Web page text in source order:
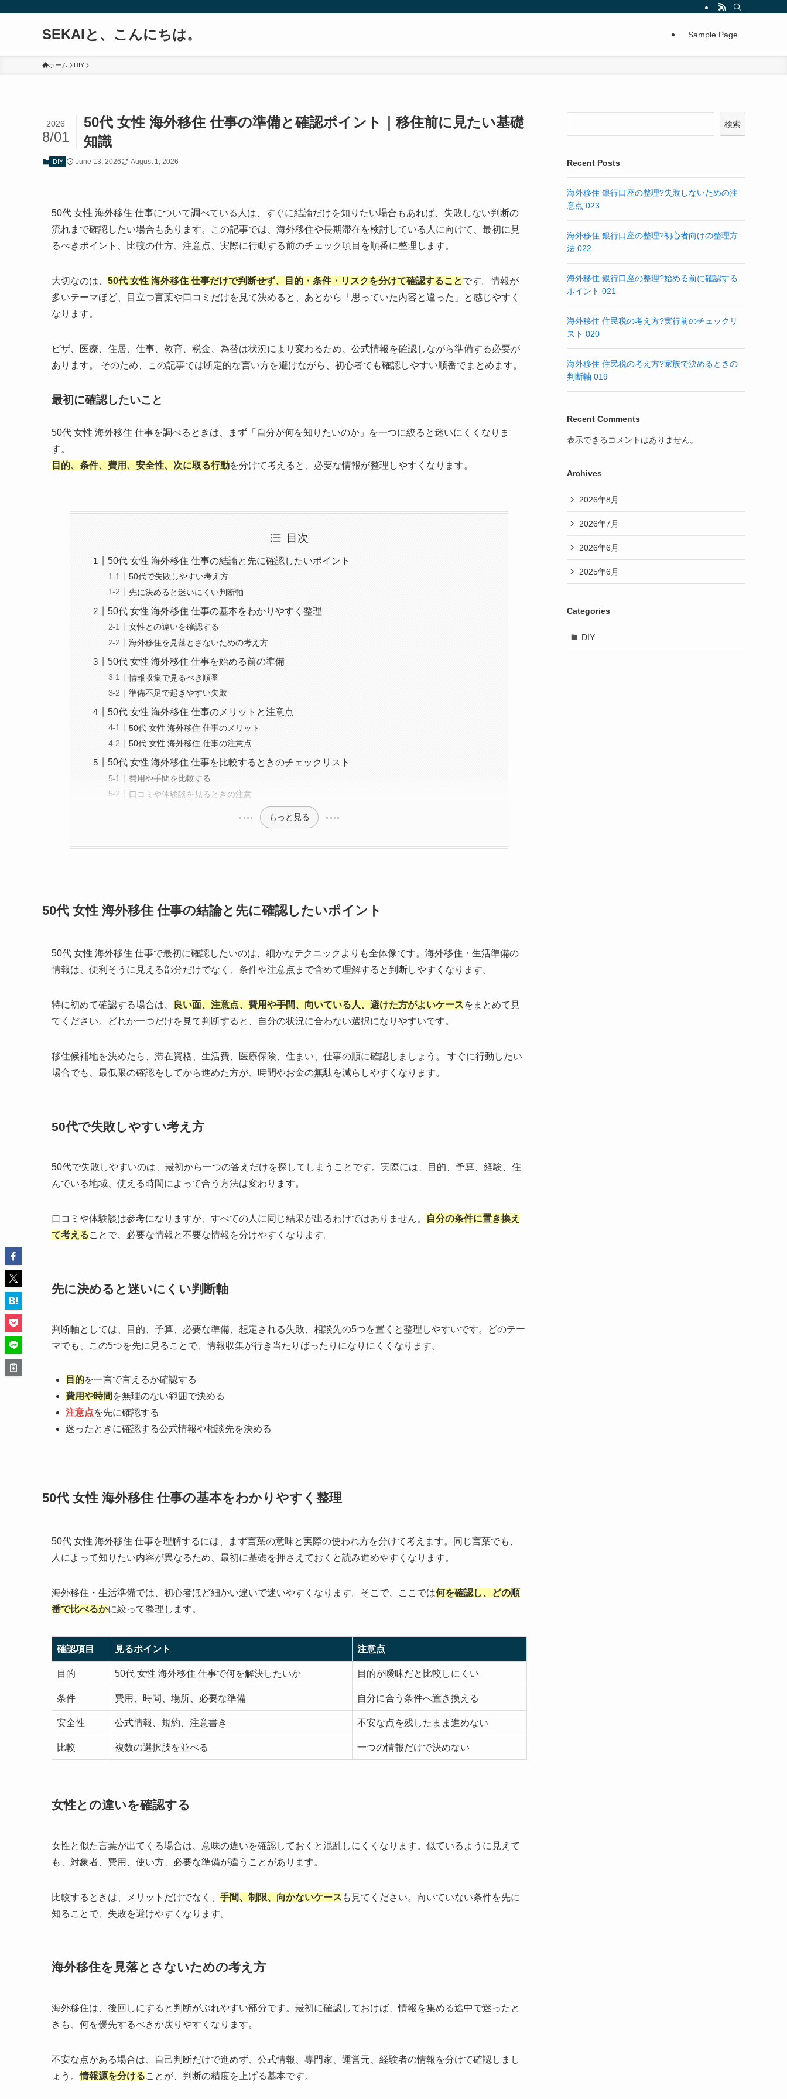
SEKAIと、こんにちは。 Sample Page
ホーム DIY
50代 女性 海外移住 仕事の準備と確認ポイント｜移住前に見たい基礎
知識
2026
8/01
DIY June 13, 2026 August 1, 2026
50代 女性 海外移住 仕事について調べている人は、すぐに結論だけを知りたい場合もあれば、失敗しない判断の
流れまで確認したい場合もあります。この記事では、海外移住や長期滞在を検討している人に向けて、最初に見
るべきポイント、比較の仕方、注意点、実際に行動する前のチェック項目を順番に整理します。
大切なのは、 50代 女性 海外移住 仕事だけで判断せず、目的・条件・リスクを分けて確認することです。情報が
多いテーマほど、目立つ言葉や口コミだけを見て決めると、あとから「思っていた内容と違った」と感じやすく
なります。
ビザ、医療、住居、仕事、教育、税金、為替は状況により変わるため、公式情報を確認しながら準備する必要が
あります。 そのため、この記事では断定的な言い方を避けながら、初心者でも確認しやすい順番でまとめます。
最初に確認したいこと
50代 女性 海外移住 仕事を調べるときは、まず「自分が何を知りたいのか」を一つに絞ると迷いにくくなりま
す。
目的、条件、費用、安全性、次に取る行動を分けて考えると、必要な情報が整理しやすくなります。
目次
50代 女性 海外移住 仕事の結論と先に確認したいポイント
50代で失敗しやすい考え方
先に決めると迷いにくい判断軸
50代 女性 海外移住 仕事の基本をわかりやすく整理
女性との違いを確認する
海外移住を見落とさないための考え方
50代 女性 海外移住 仕事を始める前の準備
情報収集で見るべき順番
準備不足で起きやすい失敗
50代 女性 海外移住 仕事のメリットと注意点
50代 女性 海外移住 仕事のメリット
50代 女性 海外移住 仕事の注意点
50代 女性 海外移住 仕事を比較するときのチェックリスト
費用や手間を比較する
口コミや体験談を見るときの注意
もっと見る
50代 女性 海外移住 仕事の結論と先に確認したいポイント
50代 女性 海外移住 仕事で最初に確認したいのは、細かなテクニックよりも全体像です。海外移住・生活準備の
情報は、便利そうに見える部分だけでなく、条件や注意点まで含めて理解すると判断しやすくなります。
特に初めて確認する場合は、 良い面、注意点、費用や手間、向いている人、避けた方がよいケースをまとめて見
てください。どれか一つだけを見て判断すると、自分の状況に合わない選択になりやすいです。
移住候補地を決めたら、滞在資格、生活費、医療保険、住まい、仕事の順に確認しましょう。 すぐに行動したい
場合でも、最低限の確認をしてから進めた方が、時間やお金の無駄を減らしやすくなります。
50代で失敗しやすい考え方
50代で失敗しやすいのは、最初から一つの答えだけを探してしまうことです。実際には、目的、予算、経験、住
んでいる地域、使える時間によって合う方法は変わります。
口コミや体験談は参考になりますが、すべての人に同じ結果が出るわけではありません。
自分の条件に置き換え
て考えることで、必要な情報と不要な情報を分けやすくなります。
先に決めると迷いにくい判断軸
判断軸としては、目的、予算、必要な準備、想定される失敗、相談先の5つを置くと整理しやすいです。どのテー
マでも、この5つを先に見ることで、情報収集が行き当たりばったりになりにくくなります。
目的を一言で言えるか確認する
費用や時間 を無理のない範囲で決める
注意点を先に確認する
迷ったときに確認する公式情報や相談先を決める
50代 女性 海外移住 仕事の基本をわかりやすく整理
50代 女性 海外移住 仕事を理解するには、まず言葉の意味と実際の使われ方を分けて考えます。同じ言葉でも、
人によって知りたい内容が異なるため、最初に基礎を押さえておくと読み進めやすくなります。
海外移住・生活準備では、初心者ほど細かい違いで迷いやすくなります。そこで、ここでは何を確認し、どの順
番で比べるかに絞って整理します。
確認項目 見るポイント 注意点
目的 50代 女性 海外移住 仕事で何を解決したいか 目的が曖昧だと比較しにくい
条件 費用、時間、場所、必要な準備 自分に合う条件へ置き換える
安全性 公式情報、規約、注意書き 不安な点を残したまま進めない
比較 複数の選択肢を並べる 一つの情報だけで決めない
女性との違いを確認する
女性と似た言葉が出てくる場合は、意味の違いを確認しておくと混乱しにくくなります。似ているように見えて
も、対象者、費用、使い方、必要な準備が違うことがあります。
比較するときは、メリットだけでなく、 手間、制限、向かないケース も見てください。向いていない条件を先に
知ることで、失敗を避けやすくなります。
海外移住を見落とさないための考え方
海外移住は、後回しにすると判断がぶれやすい部分です。最初に確認しておけば、情報を集める途中で迷ったと
きも、何を優先するべきか戻りやすくなります。
不安な点がある場合は、自己判断だけで進めず、公式情報、専門家、運営元、経験者の情報を分けて確認しまし
ょう。情報源を分けることが、判断の精度を上げる基本です。
検索
Recent Posts
海外移住 銀行口座の整理?失敗しないための注
意点 023
海外移住 銀行口座の整理?初心者向けの整理方
法 022
海外移住 銀行口座の整理?始める前に確認する
ポイント 021
海外移住 住民税の考え方?実行前のチェックリ
スト 020
海外移住 住民税の考え方?家族で決めるときの
判断軸 019
Recent Comments
表示できるコメントはありません。
Archives
2026年8月
2026年7月
2026年6月
2025年6月
Categories
DIY